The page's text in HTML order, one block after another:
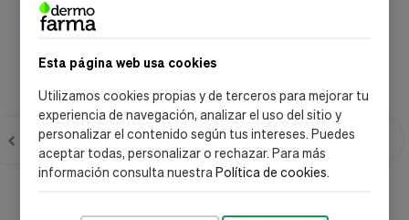
Esta página web usa cookies
Utilizamos cookies propias y de terceros para mejorar tu
experiencia de navegación, analizar el uso del sitio y
personalizar el contenido según tus intereses. Puedes
aceptar todas, personalizar o rechazar. Para más
información consulta nuestraPolítica de cookies.